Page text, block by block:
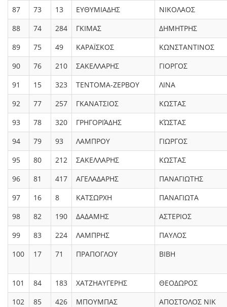
87
73 13 ΕΥΘΥΜΙΑΔΗΣ
ΝΙΚΟΛΑΟΣ
88
74 284 ΓΚΙΜΑΣ
ΔΗΜΗΤΡΗΣ
89
75 49 ΚΑΡΑΪΣΚΟΣ
ΚΩΝΣΤΑΝΤΙΝΟΣ
90
76 210 ΣΑΚΕΛΛΑΡΗΣ
ΓΙΟΡΓΟΣ
91
15 323 ΤΕΝΤΟΜΑ-ΖΕΡΒΟΥ
ΛΙΝΑ
92
77 257 ΓΚΑΝΑΤΣΙΟΣ
ΚΩΣΤΑΣ
93
78 320 ΓΡΗΓΟΡΙΆΔΗΣ
ΚΏΣΤΑΣ
94
79 93 ΛΑΜΠΡΟΥ
ΓΙΩΡΓΟΣ
95
80 212 ΣΑΚΕΛΛΑΡΗΣ
ΚΩΣΤΑΣ
96
81 417 ΑΓΕΛΑΔΑΡΗΣ
ΠΑΝΑΓΙΩΤΗΣ
97
16 8 ΚΑΤΣΩΡΧΗ
ΠΑΝΑΓΙΩΤΑ
98
82 190 ΔΑΔΑΜΗΣ
ΑΣΤΕΡΙΟΣ
99
83 224 ΛΑΜΠΡΗΣ
ΠΑΥΛΟΣ
100
17 71 ΠΡΑΠΟΓΛΟΥ ΒΙΒΗ
101 84 183 ΧΑΤΖΗΑΥΓΕΡΗΣ
ΘΕΟΔΩΡΟΣ
102
85 426 ΜΠΟΥΜΠΑΣ
ΑΠΟΣΤΟΛΟΣ ΝΙΚ